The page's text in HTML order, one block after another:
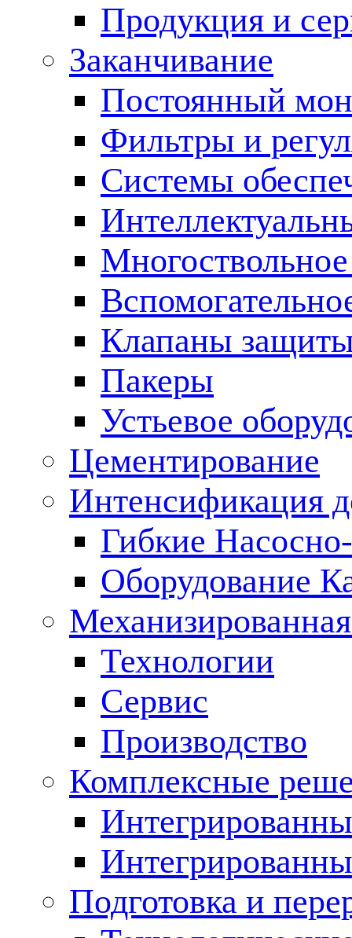
Продукция и
Заканчивание
Постоянный
Фильтры и
Cистемы
Клапаны
Пакеры
Устьевое
Цементирование
Интенсификация
Гибкие
Оборудование
Технологии
Сервис
Производство
Комплексные
Подготовка и